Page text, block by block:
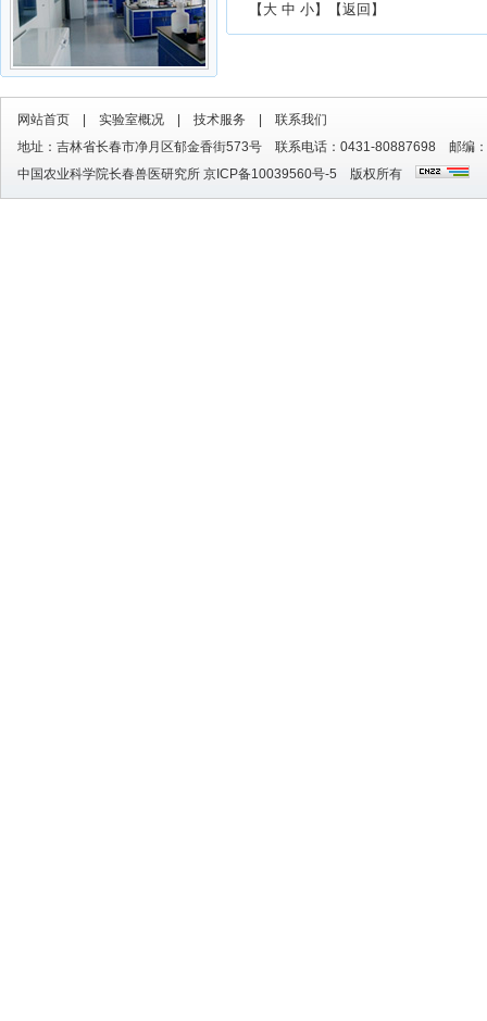
【 大 中 小】【返回 】
网站首页 实验室概况 技术服务
联系我们
地址：吉林省长春市净月区郁金香街573号 联系电话：0431-80887698 邮编
中国农业科学院长春兽医研究所 京ICP备10039560号-5 版权所有